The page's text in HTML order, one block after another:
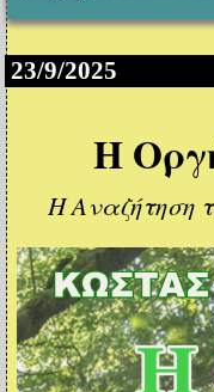
23/9/2025
Η
Η Αναζήτηση